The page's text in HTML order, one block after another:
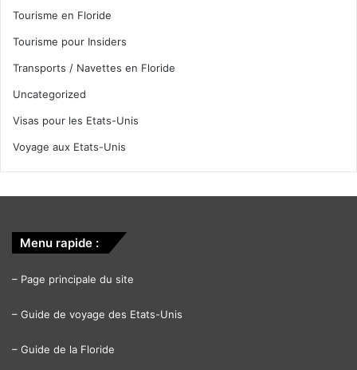
Tourisme en Floride
Tourisme pour Insiders
Transports / Navettes en Floride
Uncategorized
Visas pour les Etats-Unis
Voyage aux Etats-Unis
Menu rapide :
– Page principale du site
– Guide de voyage des Etats-Unis
– Guide de la Floride